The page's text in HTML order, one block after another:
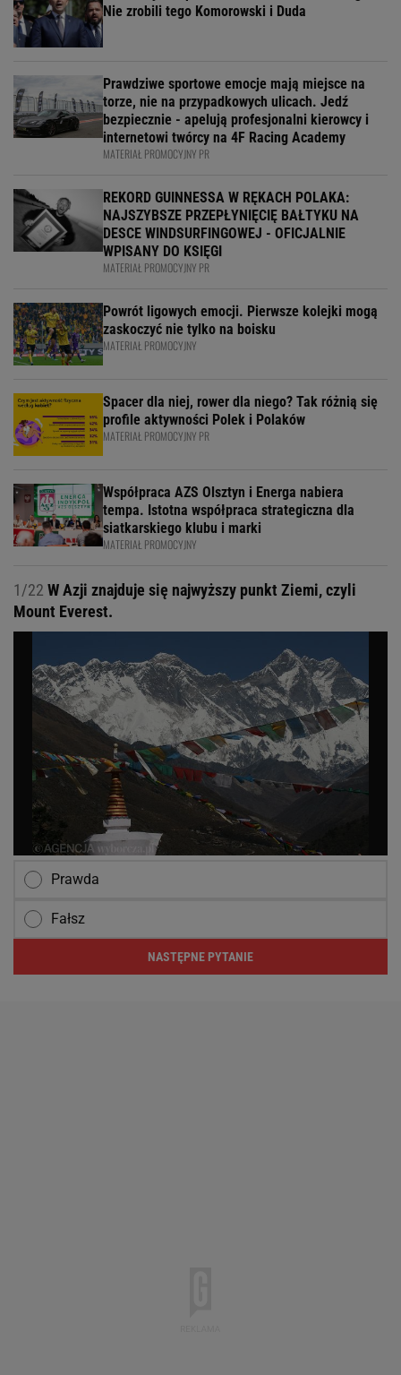
Nie zrobili tego Komorowski i Duda
Prawdziwe sportowe emocje mają miejsce na
torze, nie na przypadkowych ulicach. Jedź
bezpiecznie - apelują profesjonalni kierowcy i
internetowi twórcy na 4F Racing Academy
MATERIAŁ PROMOCYJNY PR
REKORD GUINNESSA W RĘKACH POLAKA:
NAJSZYBSZE PRZEPŁYNIĘCIĘ BAŁTYKU NA
DESCE WINDSURFINGOWEJ - OFICJALNIE
WPISANY DO KSIĘGI
MATERIAŁ PROMOCYJNY PR
Powrót ligowych emocji. Pierwsze kolejki mogą
zaskoczyć nie tylko na boisku
MATERIAŁ PROMOCYJNY
Spacer dla niej, rower dla niego? Tak różnią się
profile aktywności Polek i Polaków
MATERIAŁ PROMOCYJNY PR
Współpraca AZS Olsztyn i Energa nabiera
tempa. Istotna współpraca strategiczna dla
siatkarskiego klubu i marki
MATERIAŁ PROMOCYJNY
1/22 W Azji znajduje się najwyższy punkt Ziemi, czyli
Mount Everest.
Prawda
Fałsz
NASTĘPNE PYTANIE